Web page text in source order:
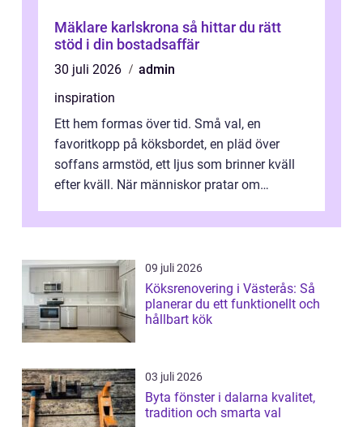
Mäklare karlskrona så hittar du rätt
stöd i din bostadsaffär
30 juli 2026
admin
inspiration
Ett hem formas över tid. Små val, en
favoritkopp på köksbordet, en pläd över
soffans armstöd, ett ljus som brinner kväll
efter kväll. När människor pratar om
fä...
09 juli 2026
Köksrenovering i Västerås: Så
planerar du ett funktionellt och
hållbart kök
03 juli 2026
Byta fönster i dalarna kvalitet,
tradition och smarta val